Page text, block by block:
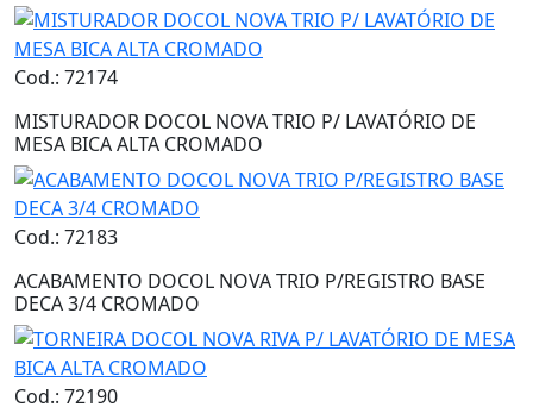
Cod.: 72174
MISTURADOR DOCOL NOVA TRIO P/ LAVATÓRIO DE
MESA BICA ALTA CROMADO
Cod.: 72183
ACABAMENTO DOCOL NOVA TRIO P/REGISTRO BASE
DECA 3/4 CROMADO
Cod.: 72190